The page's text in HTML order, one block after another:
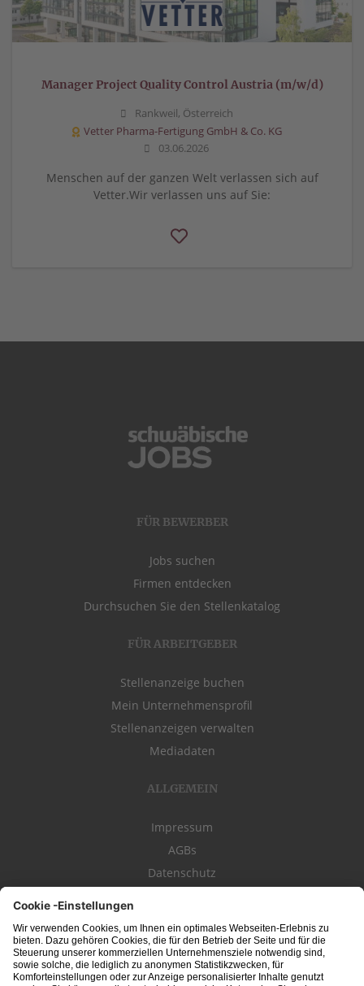
Manager Project Quality Control Austria (m/w/d)
Rankweil, Österreich
Vetter Pharma-Fertigung GmbH & Co. KG
03.06.2026
Menschen auf der ganzen Welt verlassen sich auf
Vetter.Wir verlassen uns auf Sie:
FÜR BEWERBER
Jobs suchen
Firmen entdecken
Durchsuchen Sie den Stellenkatalog
FÜR ARBEITGEBER
Stellenanzeige buchen
Mein Unternehmensprofil
Stellenanzeigen verwalten
Mediadaten
ALLGEMEIN
Impressum
AGBs
Datenschutz